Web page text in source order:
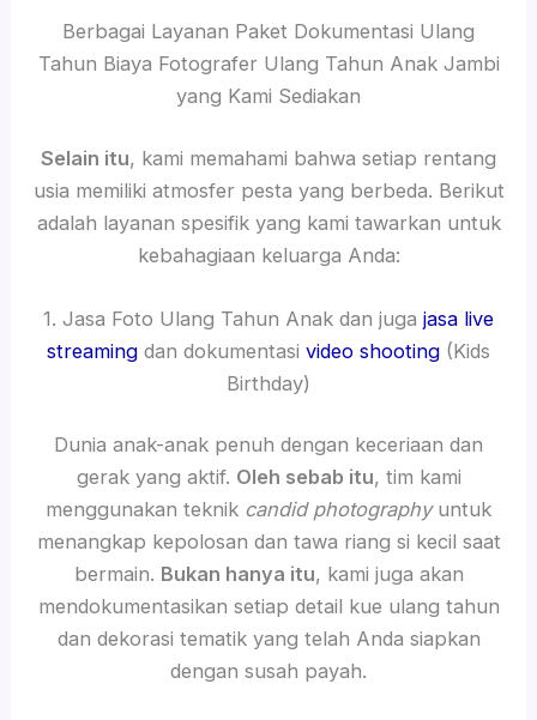
Berbagai Layanan Paket Dokumentasi Ulang
Tahun Biaya Fotografer Ulang Tahun Anak Jambi
yang Kami Sediakan
Selain itu, kami memahami bahwa setiap rentang
usia memiliki atmosfer pesta yang berbeda. Berikut
adalah layanan spesifik yang kami tawarkan untuk
kebahagiaan keluarga Anda:
1. Jasa Foto Ulang Tahun Anak dan juga jasa live
streaming dan dokumentasi video shooting (Kids
Birthday)
Dunia anak-anak penuh dengan keceriaan dan
gerak yang aktif. Oleh sebab itu, tim kami
menggunakan teknik candid photographyuntuk
menangkap kepolosan dan tawa riang si kecil saat
bermain. Bukan hanya itu, kami juga akan
mendokumentasikan setiap detail kue ulang tahun
dan dekorasi tematik yang telah Anda siapkan
dengan susah payah.